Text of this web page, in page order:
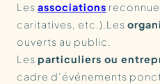
Les associations
caritatives, etc.).Les
ouverts au public.
Les particuliers ou
cadre d’événements